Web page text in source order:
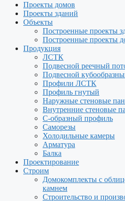
Проекты домов
Проекты зданий
Объекты
Построенные проекты
Построенные проекты
Продукция
ЛСТК
Подвесной реечный
Подвесной
Профили ЛСТК
Профиль гнутый
Наружные стеновые
Внутренние стеновые
С-образный профиль
Саморезы
Холодильные камеры
Арматура
Балка
Проектирование
Строим
Домокомплекты с
камнем
Строительство и